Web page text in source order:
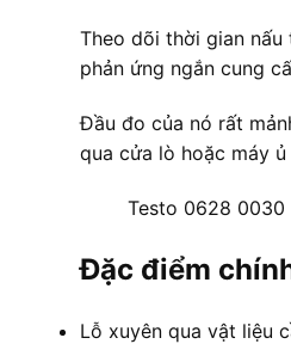
Theo dõi thời gian
phản ứng ngắn cung
Đầu đo của nó rất
qua cửa lò hoặc máy
Testo 0628 0030
Đặc điểm
Lỗ xuyên qua vật liệu